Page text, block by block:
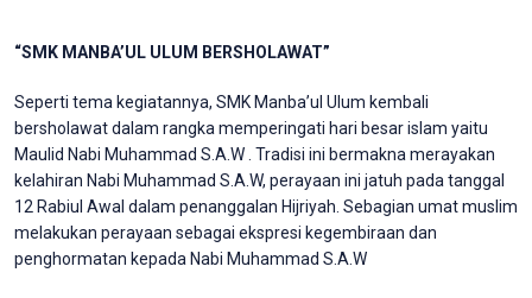
“SMK MANBA’UL ULUM BERSHOLAWAT”
Seperti tema kegiatannya, SMK Manba’ul Ulum kembali
bersholawat dalam rangka memperingati hari besar islam yaitu
Maulid Nabi Muhammad S.A.W . Tradisi ini bermakna merayakan
kelahiran Nabi Muhammad S.A.W, perayaan ini jatuh pada tanggal
12 Rabiul Awal dalam penanggalan Hijriyah. Sebagian umat muslim
melakukan perayaan sebagai ekspresi kegembiraan dan
penghormatan kepada Nabi Muhammad S.A.W